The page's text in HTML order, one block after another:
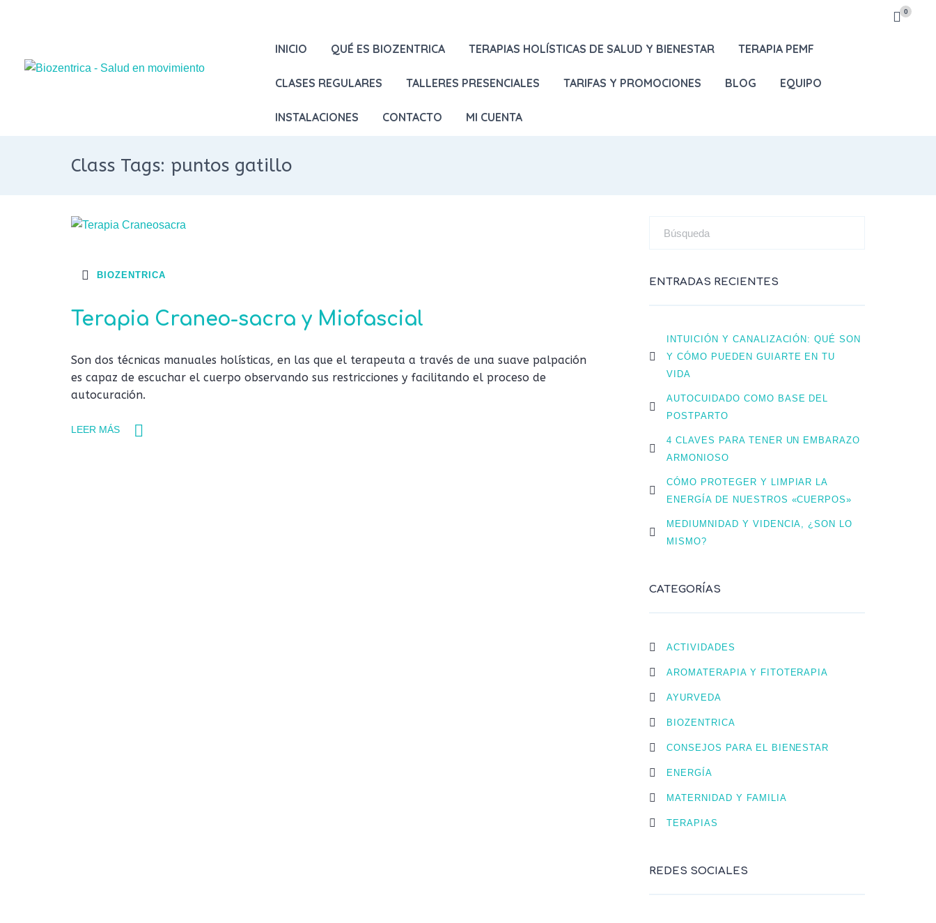
0
INICIO QUÉ ES BIOZENTRICA TERAPIAS HOLÍSTICAS DE SALUD Y BIENESTAR TERAPIA PEMF
CLASES REGULARES TALLERES PRESENCIALES TARIFAS Y PROMOCIONES BLOG EQUIPO
INSTALACIONES CONTACTO MI CUENTA
Class Tags: puntos gatillo
BIOZENTRICA
Terapia Craneo-sacra y Miofascial
Son dos técnicas manuales holísticas, en las que el terapeuta a través de una suave palpación
es capaz de escuchar el cuerpo observando sus restricciones y facilitando el proceso de
autocuración.
LEER MÁS
ENTRADAS RECIENTES
INTUICIÓN Y CANALIZACIÓN: QUÉ SON
Y CÓMO PUEDEN GUIARTE EN TU
VIDA
AUTOCUIDADO COMO BASE DEL
POSTPARTO
4 CLAVES PARA TENER UN EMBARAZO
ARMONIOSO
CÓMO PROTEGER Y LIMPIAR LA
ENERGÍA DE NUESTROS «CUERPOS»
MEDIUMNIDAD Y VIDENCIA, ¿SON LO
MISMO?
CATEGORÍAS
ACTIVIDADES
AROMATERAPIA Y FITOTERAPIA
AYURVEDA
BIOZENTRICA
CONSEJOS PARA EL BIENESTAR
ENERGÍA
MATERNIDAD Y FAMILIA
TERAPIAS
REDES SOCIALES